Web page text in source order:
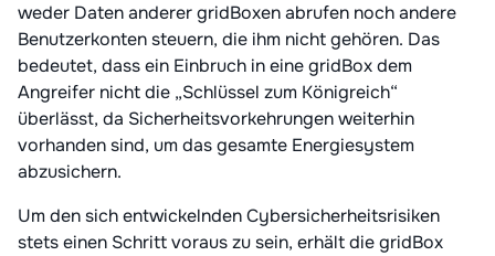
weder Daten anderer gridBoxen abrufen noch andere
Benutzerkonten steuern, die ihm nicht gehören. Das
bedeutet, dass ein Einbruch in eine gridBox dem
Angreifer nicht die „Schlüssel zum Königreich“
überlässt, da Sicherheitsvorkehrungen weiterhin
vorhanden sind, um das gesamte Energiesystem
abzusichern.
Um den sich entwickelnden Cybersicherheitsrisiken
stets einen Schritt voraus zu sein, erhält die gridBox